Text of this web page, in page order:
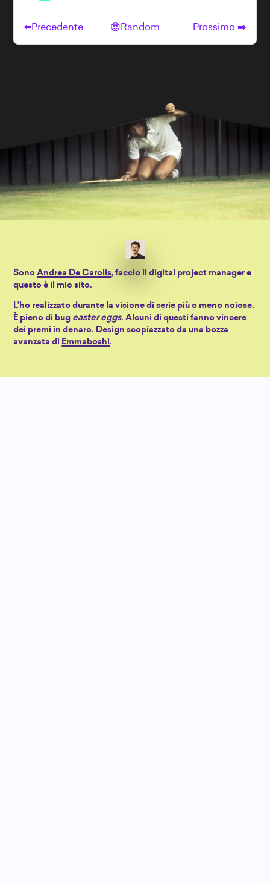
SonoAndrea De Carolis, faccio il digital project manager e
questo è il mio sito.
L'ho realizzato durante la visione di serie più o meno noiose.
È pieno dibug easter eggs. Alcuni di questi fanno vincere
dei premi in denaro. Design scopiazzato da una bozza
avanzata di Emmaboshi.